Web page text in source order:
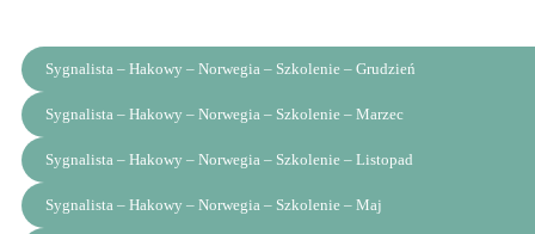
Sygnalista – Hakowy – Norwegia – Szkolenie – Grudzień
Sygnalista – Hakowy – Norwegia – Szkolenie – Marzec
Sygnalista – Hakowy – Norwegia – Szkolenie – Listopad
Sygnalista – Hakowy – Norwegia – Szkolenie – Maj